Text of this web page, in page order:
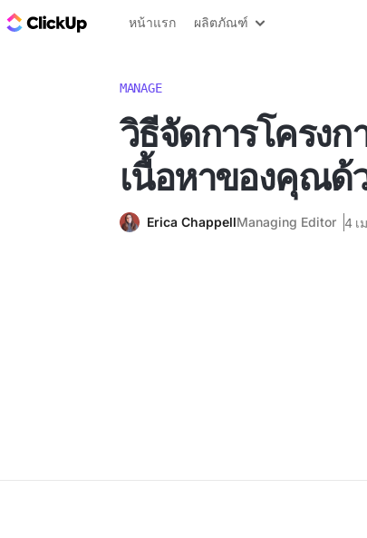
บล็อก ClickUp
หน้าแรก ผลิตภัณฑ์
MANAGE
วิธีจัดการโครงก
เนื้อหาของคุณด้
Erica ChappellManaging Editor 4 เ